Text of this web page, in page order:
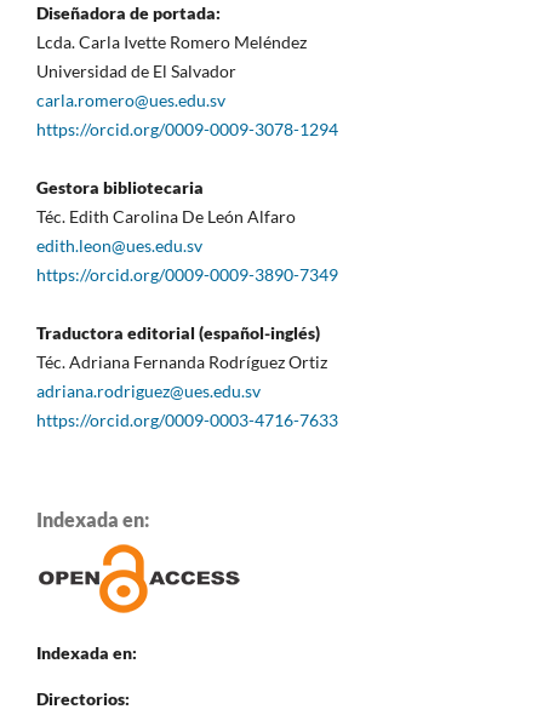
Diseñadora de portada:
Lcda. Carla Ivette Romero Meléndez
Universidad de El Salvador
carla.romero@ues.edu.sv
https://orcid.org/0009-0009-3078-1294
Gestora bibliotecaria
Téc. Edith Carolina De León Alfaro
edith.leon@ues.edu.sv
https://orcid.org/0009-0009-3890-7349
Traductora editorial (español-inglés)
Téc. Adriana Fernanda Rodríguez Ortiz
adriana.rodriguez@ues.edu.sv
https://orcid.org/0009-0003-4716-7633
Indexada en:
Indexada en:
Directorios: